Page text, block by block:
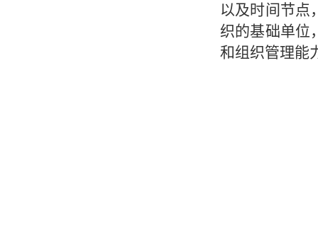
以及时间节点
织的基础单位
和组织管理能